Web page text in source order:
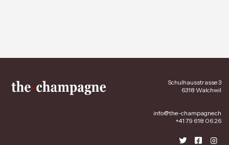
Schulhausstrasse 3
6318 Walchwil
info@the-champagne.ch
+41 79 618 06 26